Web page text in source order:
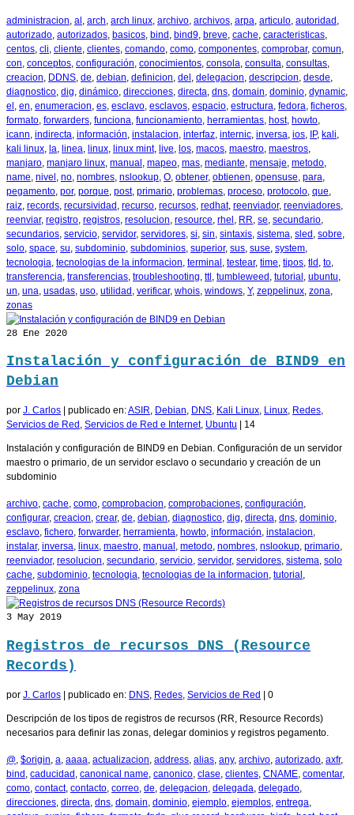
administracion al arch arch linux archivo archivos arpa articulo autoridad
autorizado autorizados basicos bind bind9 breve cache caracteristicas
centos cli cliente clientes comando como componentes comprobar, comun
con conceptos configuración conocimientos consola consulta consultas
creacion DDNS de debian definicion del delegacion descripcion desde
diagnostico dig dinámico direcciones directa dns domain dominio dynamic
el en enumeracion es esclavo esclavos espacio estructura fedora ficheros
formato forwarders funciona funcionamiento herramientas host, howto
icann indirecta información instalacion interfaz internic inversa ios IP, kali
kali linux la linea linux linux mint, live los macos maestro maestros
manjaro manjaro linux manual mapeo mas mediante mensaje metodo
name nivel no nombres nslookup O obtener, obtienen opensuse para
pegamento por, porque post, primario problemas proceso protocolo que
raiz records recursividad recurso recursos redhat, reenviador, reenviadores
reenviar, registro registros resolucion resource rhel RR se secundario
secundarios servicio servidor, servidores si sin sintaxis sistema sled sobre
solo space su subdominio subdominios superior, sus suse system
tecnologia tecnologias de la informacion terminal testear, time tipos tld to
transferencia transferencias troubleshooting ttl tumbleweed tutorial ubuntu
un una usadas uso utilidad verificar, whois windows Y, zeppelinux zona
zonas
28 Ene 2020
Instalación y configuración de BIND9 en
Debian
por J. Carlos publicado en:ASIR, Debian, DNS, Kali Linux, Linux, Redes,
Servicios de Red , Servicios de Red e Internet, Ubuntu 14
Instalación y configuración de BIND9 en Debian. Configuración de un servidor
maestro o primario, de un servidor esclavo o secundario y creación de un
subdominio
archivo, cache, como, comprobacion, comprobaciones, configuración,
configurar, creacion, crear, de, debian, diagnostico, dig, directa, dns, dominio,
esclavo, fichero, forwarder, herramienta, howto, información, instalacion,
instalar, inversa, linux, maestro, manual , metodo, nombres, nslookup, primario,
reenviador, resolucion, secundario, servicio, servidor, servidores, sistema, solo
cache, subdominio, tecnologia, tecnologias de la informacion, tutorial ,
zeppelinux, zona
3 May 2019
Registros de recursos DNS (Resource
Records)
por J. Carlos publicado en: DNS, Redes, Servicios de Red 0
Descripción de los tipos de registros de recursos (RR, Resource Records)
necesarios para definir las zonas, delegar dominios y registros pegamento.
@, $origin, a, aaaa, actualizacion, address, alias, any, archivo, autorizado, axfr,
bind , caducidad , canonical name, canonico, clase, clientes, CNAME, comentar,
como, contact, contacto, correo, de, delegacion, delegada, delegado,
direcciones, directa, dns, domain, dominio, ejemplo, ejemplos, entrega,